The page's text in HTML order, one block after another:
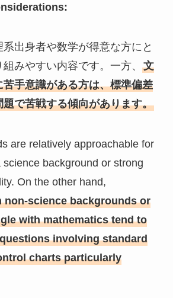
出身者や数学が得意な方にと
みやすい内容です。一方、 文
手意識がある方は、標準偏差
で苦戦する傾向があります。
are relatively approachable for
background or strong
On the other hand,
non-science backgrounds or
with mathematics tend to
involving standard
charts particularly